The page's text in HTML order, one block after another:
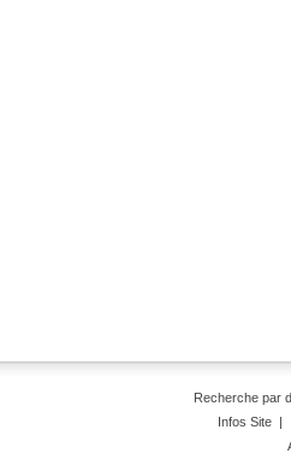
Recherche par
Infos Site|